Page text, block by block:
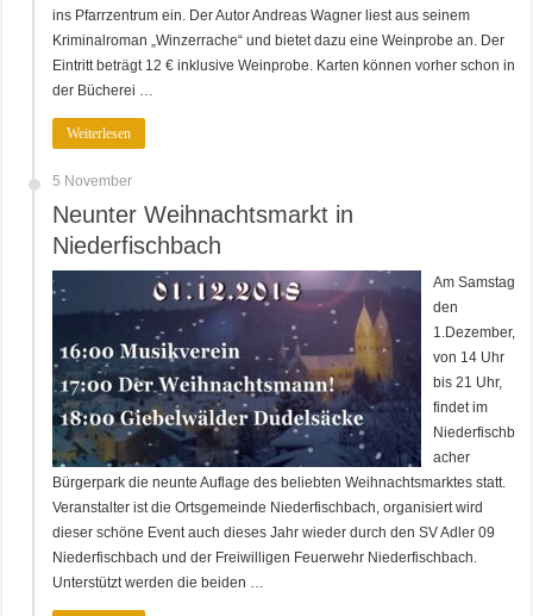
ins Pfarrzentrum ein. Der Autor Andreas Wagner liest aus seinem
Kriminalroman „Winzerrache“ und bietet dazu eine Weinprobe an. Der
Eintritt beträgt 12 € inklusive Weinprobe. Karten können vorher schon in
der Bücherei …
Weiterlesen
5 November
Neunter Weihnachtsmarkt in
Niederfischbach
Am Samstag
den
1.Dezember,
von 14 Uhr
bis 21 Uhr,
findet im
Niederfischb
acher
Bürgerpark die neunte Auflage des beliebten Weihnachtsmarktes statt.
Veranstalter ist die Ortsgemeinde Niederfischbach, organisiert wird
dieser schöne Event auch dieses Jahr wieder durch den SV Adler 09
Niederfischbach und der Freiwilligen Feuerwehr Niederfischbach.
Unterstützt werden die beiden …